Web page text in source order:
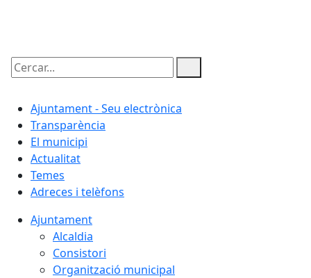
Cercar:
Ajuntament - Seu electrònica
Transparència
El municipi
Actualitat
Temes
Adreces i telèfons
Ajuntament
Alcaldia
Consistori
Organització municipal